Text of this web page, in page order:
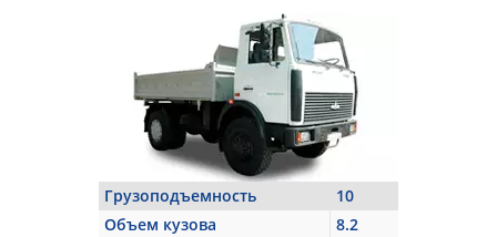
Грузоподъемность
10
Объем кузова
8.2